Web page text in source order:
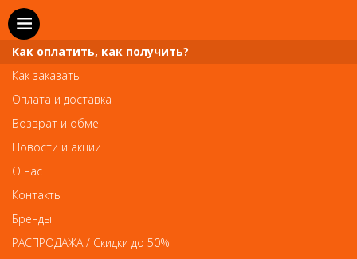
SEO
Как оплатить, как получить?
Как заказать
Оплата и доставка
Возврат и обмен
Новости и акции
О нас
Контакты
Бренды
РАСПРОДАЖА / Скидки до 50%